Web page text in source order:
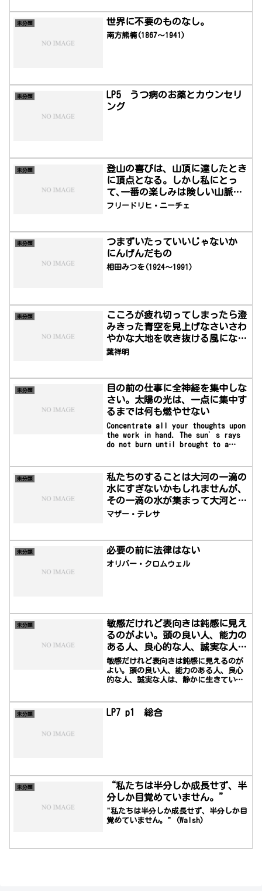
未分類 世界に不要のものなし。
南方熊楠(1867～1941)
未分類
LP5 うつ病のお薬とカウンセリ
ング
未分類
登山の喜びは、山頂に達したとき
に頂点となる。しかし私にとっ
て､一番の楽しみは険しい山脈を
登っているときである。険しけれ
フリードリヒ・ニーチェ
未分類
つまずいたっていいじゃないか
にんげんだもの
相田みつを(1924～1991)
未分類
こころが疲れ切ってしまったら澄
みきった青空を見上げなさいさわ
やかな大地を吹き抜ける風になり
なさい
葉祥明
未分類
目の前の仕事に全神経を集中しな
さい。太陽の光は、一点に集中す
るまでは何も燃やせない
Concentrate all your thoughts upon
the work in hand. The sun’s rays
do not burn until brought to a
の光は、一点に集中するまでは何も燃や
せない―アレクサンダー・グラハム・ベ
ル
未分類
私たちのすることは大河の一滴の
水にすぎないかもしれませんが、
その一滴の水が集まって大河とな
るのです。
マザー・テレサ
未分類 必要の前に法律はない
オリバー・クロムウェル
未分類
敏感だけれど表向きは鈍感に見え
るのがよい。頭の良い人、能力の
ある人、良心的な人、誠実な人
は、静かに生きている。
敏感だけれど表向きは鈍感に見えるのが
よい。頭の良い人、能力のある人、良心
的な人、誠実な人は、静かに生きてい
未分類 LP7 p1 総合
未分類
“私たちは半分しか成長せず、半
分しか目覚めていません。”
"私たちは半分しか成長せず、半分しか目
覚めていません。" (Walsh)